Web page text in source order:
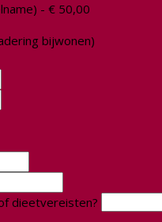
- € 50,00
bijwonen)
dieetvereisten?